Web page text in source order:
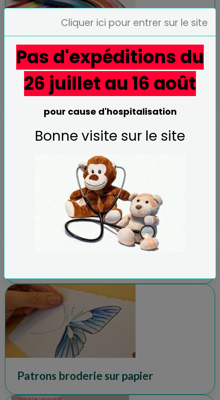
Bandes de papier quilling, largeur au
choix ~ Made in France ~ découpées
par nos soins
Feuilles A4 pour quilling et broderie
Patrons broderie sur papier
Cliquer ici pour entrer sur le site
Pas d'expéditions du
26 juillet au 16 août
pour cause d'hospitalisation
Bonne visite sur le site